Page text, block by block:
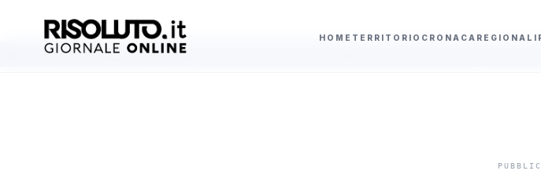
HOME TERRITORIO CRONACA REGIONALI
AGGIORNAMENTI
di calore Al buio a Sciacca via Monte Kronio, i ladri di rame rubano 13 campate di cavi elettrici